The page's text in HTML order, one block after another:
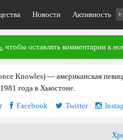
Новости Активность
, чтобы оставлять комментарии к
Knowles) — американская
года в Хьюстоне.
Facebook Twitter